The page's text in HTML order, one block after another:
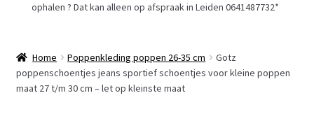
Afrekenen
Gastenboek
ophalen ? Dat kan alleen op afspraak in Leiden 0641487732*
Home Poppenkleding poppen 26-35 cm
Gotz
poppenschoentjes jeans sportief schoentjes voor kleine poppen
maat 27 t/m 30 cm – let op kleinste maat